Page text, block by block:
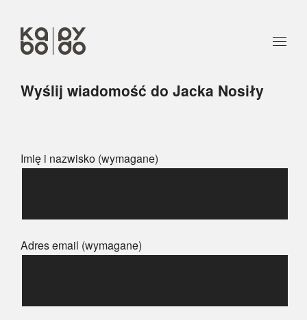
Wyślij wiadomość do Jacka Nosiły
Imię i nazwisko (wymagane)
Adres email (wymagane)